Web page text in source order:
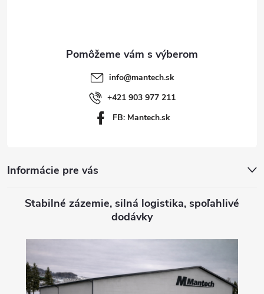
info@mantech.sk
+421 903 977 211
FB: Mantech.sk
Informácie pre vás
Stabilné zázemie, silná logistika, spoľahlivé
dodávky